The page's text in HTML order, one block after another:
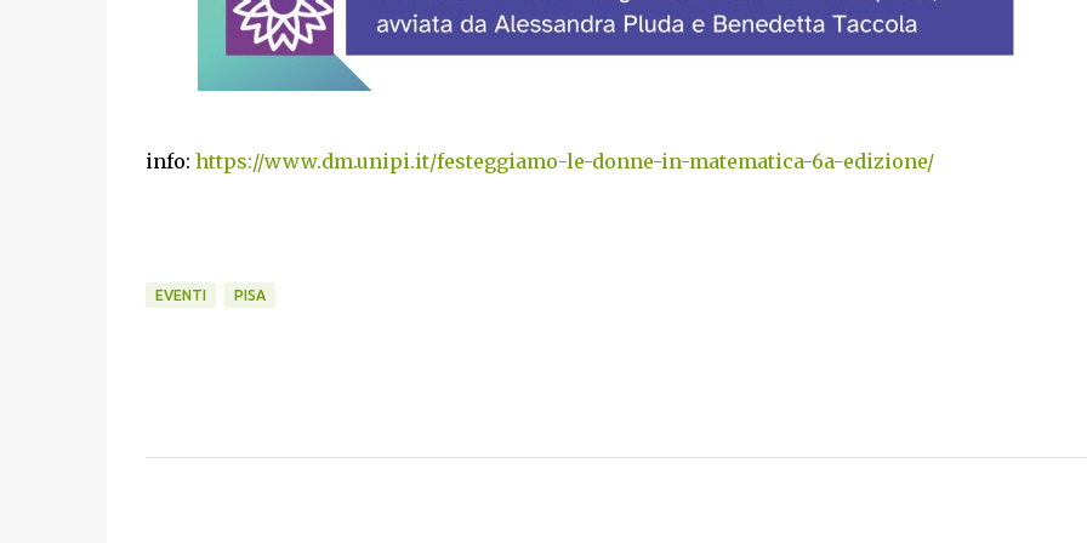
info: https://www.dm.unipi.it/festeggiamo-le-donne-in-matematica-6a-edizione/
EVENTI PISA